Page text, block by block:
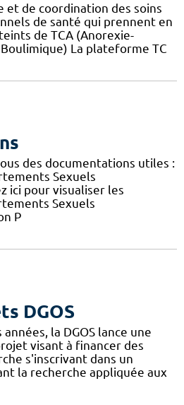
de coordination des soins
de santé qui prennent en
de TCA (Anorexie-
La plateforme TC
des documentations utiles :
Sexuels
ici pour visualiser les
Sexuels
P
DGOS
la DGOS lance une
visant à financer des
s'inscrivant dans un
la recherche appliquée aux